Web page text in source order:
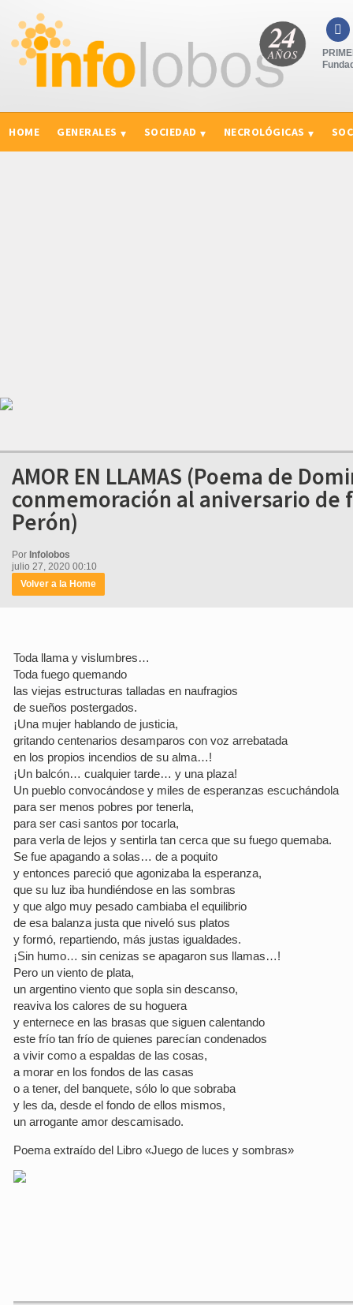

HOME GENERALES SOCIEDAD NECROLÓGICAS
AMOR EN LLAMAS (Poema de
conmemoración al aniversario de
Perón)
Por Infolobos
julio 27, 2020 00:10
Volver a la Home
Toda llama y vislumbres…
Toda fuego quemando
las viejas estructuras talladas en naufragios
de sueños postergados.
¡Una mujer hablando de justicia,
gritando centenarios desamparos con voz arrebatada
en los propios incendios de su alma…!
¡Un balcón… cualquier tarde… y una plaza!
Un pueblo convocándose y miles de esperanzas escuchándola
para ser menos pobres por tenerla,
para ser casi santos por tocarla,
para verla de lejos y sentirla tan cerca que su fuego quemaba.
Se fue apagando a solas… de a poquito
y entonces pareció que agonizaba la esperanza,
que su luz iba hundiéndose en las sombras
y que algo muy pesado cambiaba el equilibrio
de esa balanza justa que niveló sus platos
y formó, repartiendo, más justas igualdades.
¡Sin humo… sin cenizas se apagaron sus llamas…!
Pero un viento de plata,
un argentino viento que sopla sin descanso,
reaviva los calores de su hoguera
y enternece en las brasas que siguen calentando
este frío tan frío de quienes parecían condenados
a vivir como a espaldas de las cosas,
a morar en los fondos de las casas
o a tener, del banquete, sólo lo que sobraba
y les da, desde el fondo de ellos mismos,
un arrogante amor descamisado.
Poema extraído del Libro «Juego de luces y sombras»